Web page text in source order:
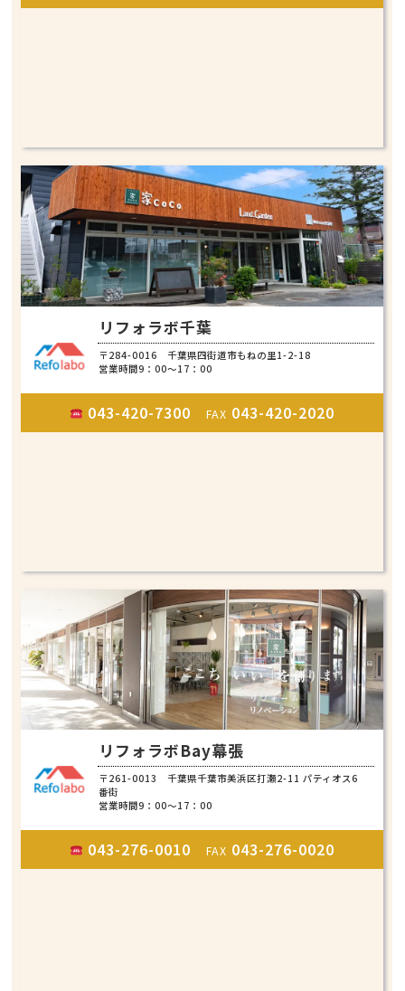
リフォラボ千葉
〒284-0016 千葉県四街道市もねの里1-2-18
営業時間9：00～17：00
043-420-7300FAX 043-420-2020
リフォラボBay幕張
〒261-0013 千葉県千葉市美浜区打瀬2-11 パティオス6
番街
営業時間9：00～17：00
043-276-0010FAX 043-276-0020